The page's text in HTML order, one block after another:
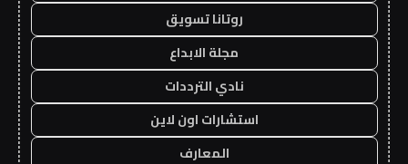
روتانا تسويق
مجلة الابداع
نادي الترددات
استشارات اون لاين
المعارف